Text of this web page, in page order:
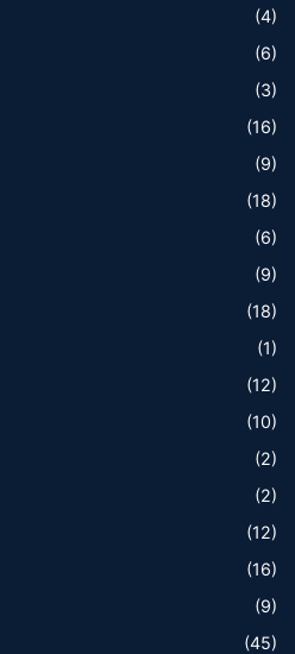
(4)
(6)
(3)
(16)
(9)
(18)
(6)
(9)
(18)
(1)
(12)
(10)
(2)
(2)
(12)
(16)
(9)
(45)